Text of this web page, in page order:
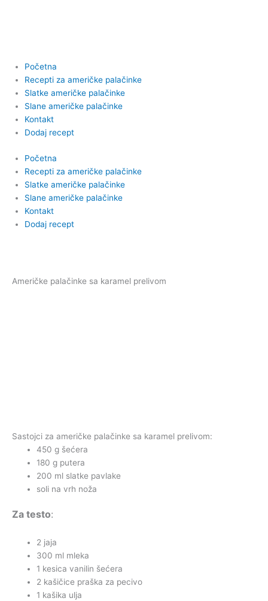
Početna
Recepti za američke palačinke
Slatke američke palačinke
Slane američke palačinke
Kontakt
Dodaj recept
Početna
Recepti za američke palačinke
Slatke američke palačinke
Slane američke palačinke
Kontakt
Dodaj recept
Američke palačinke sa karamel prelivom
Sastojci za američke palačinke sa karamel prelivom:
450 g šećera
180 g putera
200 ml slatke pavlake
soli na vrh noža
Za testo:
2 jaja
300 ml mleka
1 kesica vanilin šećera
2 kašičice praška za pecivo
1 kašika ulja